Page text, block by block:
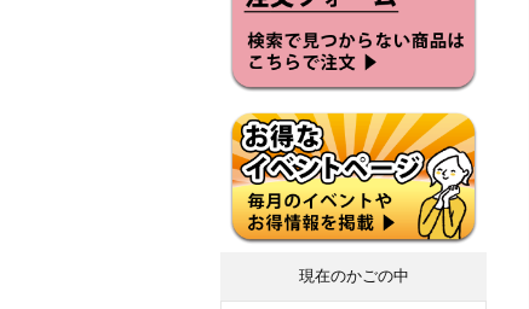
現在のかごの中